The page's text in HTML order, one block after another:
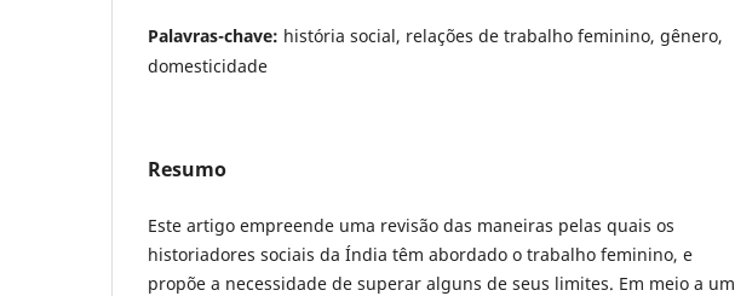
Palavras-chave: história social, relações de trabalho feminino, gênero,
domesticidade
Resumo
Este artigo empreende uma revisão das maneiras pelas quais os
historiadores sociais da Índia têm abordado o trabalho feminino, e
propõe a necessidade de superar alguns de seus limites. Em meio a um